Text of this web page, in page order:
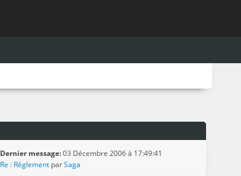
Dernier message:03 Décembre 2006 à 17:49:41
Re : Réglement parSaga